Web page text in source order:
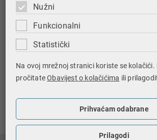
Prilog br. 4. - Izjava o nepostojanju poreznog duga 12-12-25.docx
Prilog br. 5. - Izjava o registraciji za obavljanje djelatnosti 12-12-25.docx
Prilog br. 6 - Izjava o dostavi jamstva za uredno ispunjenje ugovora 12-12-25.docx
Objavljeno: 12.12.2025.
Nužni
Funkcionalni
Statistički
Na ovoj mrežnoj stranici koriste se kolačići.
pročitateObavijest o kolačićima ili
Prihvaćam odabrane
Prilagodi